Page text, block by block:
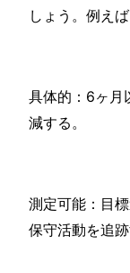
しょう。例え
具体的：6ヶ月
減する。
測定可能：目
保守活動を追跡